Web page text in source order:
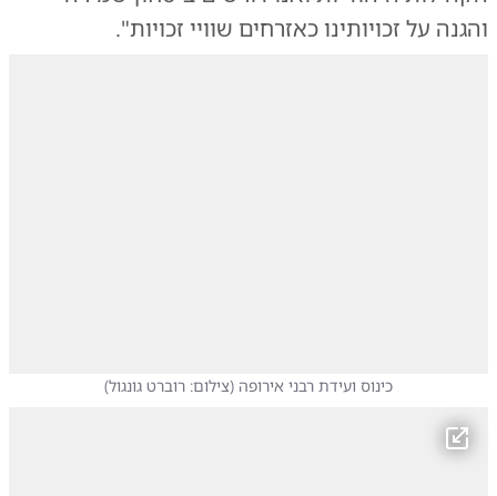
והגנה על זכויותינו כאזרחים שוויי זכויות".
כינוס ועידת רבני אירופה (צילום: רוברט גונגול)